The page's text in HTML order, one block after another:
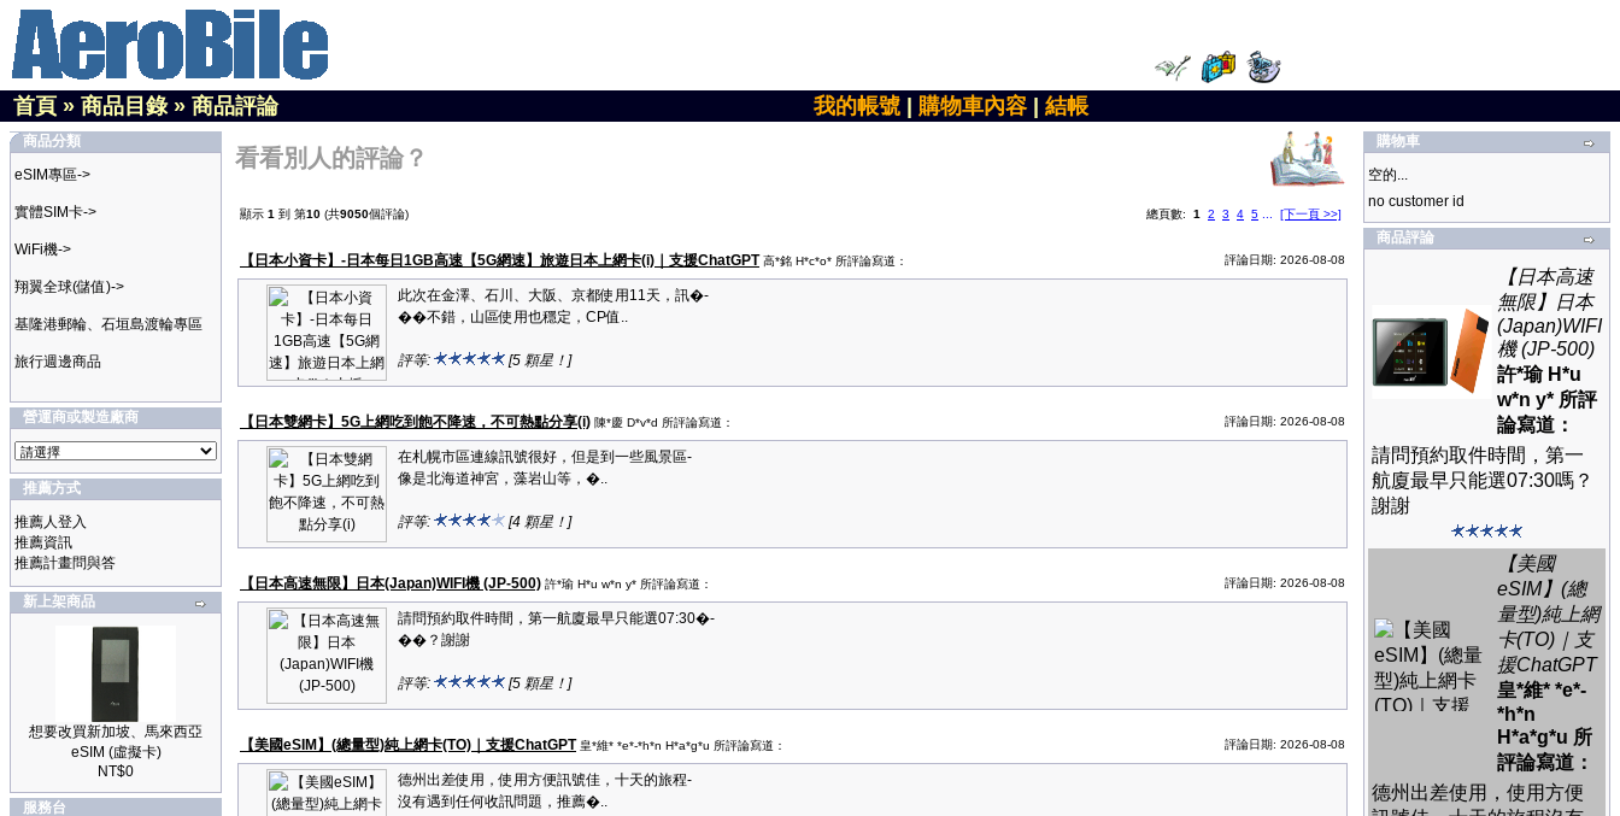
首頁 » 商品目錄» 商品評論 我的帳號 購物車內容 結帳
商品分類
eSIM專區->
實體SIM卡->
WiFi機->
翔翼全球(儲值)->
基隆港郵輪、石垣島渡輪專區
旅行週邊商品
營運商或製造廠商
推薦方式
推薦人登入
推薦資訊
推薦計畫問與答
新上架商品
想要改買新加坡、馬來西亞
eSIM (虛擬卡)
NT$0
服務台
看看別人的評論？
顯示 1 到 第10 (共9050個評論) 總頁數: 1 2 3 4 5 [下一頁 >>]
【日本小資卡】-日本每日1GB高速【5G網速】旅遊日本上網卡(i)｜支援ChatGPT 高*銘 H*c*o* 所評論寫道： 評論日期: 2026-08-08
此次在金澤、石川、大阪、京都使用11天，訊�-
��不錯，山區使用也穩定，CP值..
評等: [5 顆星！]
【日本雙網卡】5G上網吃到飽不降速，不可熱點分享(i) 陳*慶 D*v*d 所評論寫道： 評論日期: 2026-08-08
在札幌市區連線訊號很好，但是到一些風景區-
像是北海道神宮，藻岩山等，�..
評等: [4 顆星！]
【日本高速無限】日本(Japan)WIFI機 (JP-500) 許*瑜 H*u w*n y* 所評論寫道： 評論日期: 2026-08-08
請問預約取件時間，第一航廈最早只能選07:30�-
��？謝謝
評等: [5 顆星！]
【美國eSIM】(總量型)純上網卡(TO)｜支援ChatGPT 皇*維* *e*-*h*n H*a*g*u 所評論寫道： 評論日期: 2026-08-08
德州出差使用，使用方便訊號佳，十天的旅程-
沒有遇到任何收訊問題，推薦�..
購物車
空的...
no customer id
商品評論
【日本高速
無限】日本
(Japan)WIFI
機 (JP-500)
許*瑜 H*u
w*n y* 所評
論寫道：
請問預約取件時間，第一
航廈最早只能選07:30嗎？
謝謝
【美國
eSIM】(總
量型)純上網
卡(TO)｜支
援ChatGPT
皇*維* *e*-
*h*n
H*a*g*u 所
評論寫道：
德州出差使用，使用方便